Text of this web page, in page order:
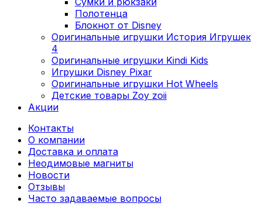
Полотенца
Блокнот от Disney
Оригинальные игрушки История Игрушек
4
Оригинальные игрушки Kindi Kids
Игрушки Disney Pixar
Оригинальные игрушки Hot Wheels
Детские товары Zoy zoii
Акции
Контакты
О компании
Доставка и оплата
Неодимовые магниты
Новости
Отзывы
Часто задаваемые вопросы